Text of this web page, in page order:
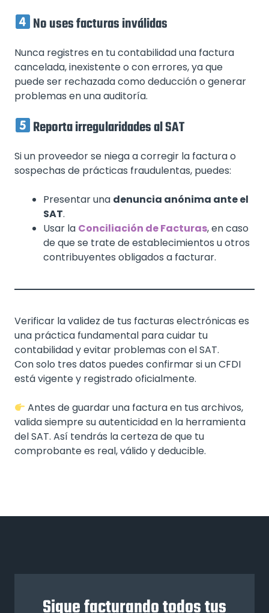
No uses facturas inválidas
Nunca registres en tu contabilidad una factura
cancelada, inexistente o con errores, ya que
puede ser rechazada como deducción o generar
problemas en una auditoría.
Reporta irregularidades al SAT
Si un proveedor se niega a corregir la factura o
sospechas de prácticas fraudulentas, puedes:
Presentar una denuncia anónima ante el
SAT.
Usar la Conciliación de Facturas, en caso
de que se trate de establecimientos u otros
contribuyentes obligados a facturar.
Verificar la validez de tus facturas electrónicas es
una práctica fundamental para cuidar tu
contabilidad y evitar problemas con el SAT.
Con solo tres datos puedes confirmar si un CFDI
está vigente y registrado oficialmente.
Antes de guardar una factura en tus archivos,
valida siempre su autenticidad en la herramienta
del SAT. Así tendrás la certeza de que tu
comprobante es real, válido y deducible.